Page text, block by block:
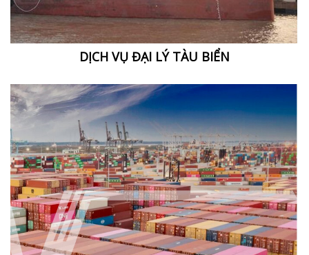
DỊCH VỤ ĐẠI LÝ TÀU BIỂN